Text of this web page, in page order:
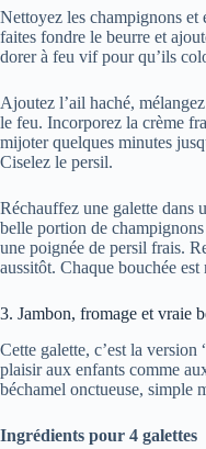
Nettoyez les champignons et
faites fondre le beurre et
dorer à feu vif pour qu’ils
Ajoutez l’ail haché,
le feu. Incorporez la crème
mijoter quelques minutes
Ciselez le persil.
Réchauffez une galette dans
belle portion de
une poignée de persil frais.
aussitôt. Chaque bouchée
3. Jambon, fromage et vraie
Cette galette, c’est la
plaisir aux enfants comme
béchamel onctueuse, simple
Ingrédients pour 4 galettes